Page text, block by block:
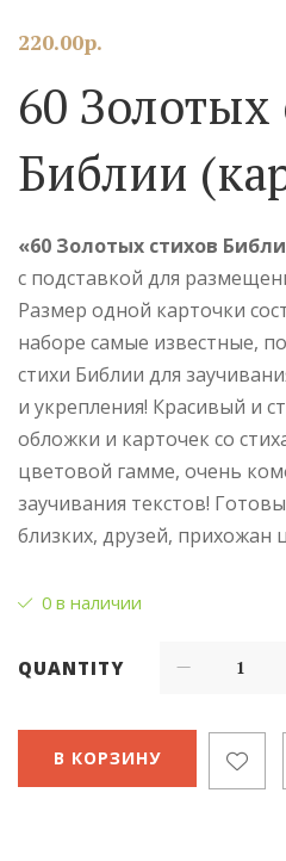
220.00р.
60 Золотых
Библии
«60 Золотых стихов
с подставкой для
Размер одной карточки
наборе самые известные,
стихи Библии для
и укрепления! Красивый и
обложки и карточек со
цветовой гамме, очень
заучивания текстов!
близких, друзей, прихожан
0 в наличии
QUANTITY
В КОРЗИНУ